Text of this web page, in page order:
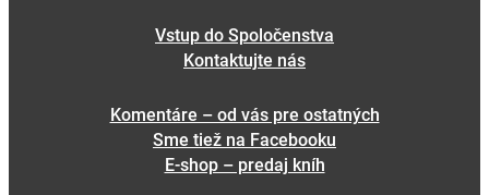
Vstup do Spoločenstva
Kontaktujte nás
Komentáre – od vás pre ostatných
Sme tiež na Facebooku
E-shop – predaj kníh